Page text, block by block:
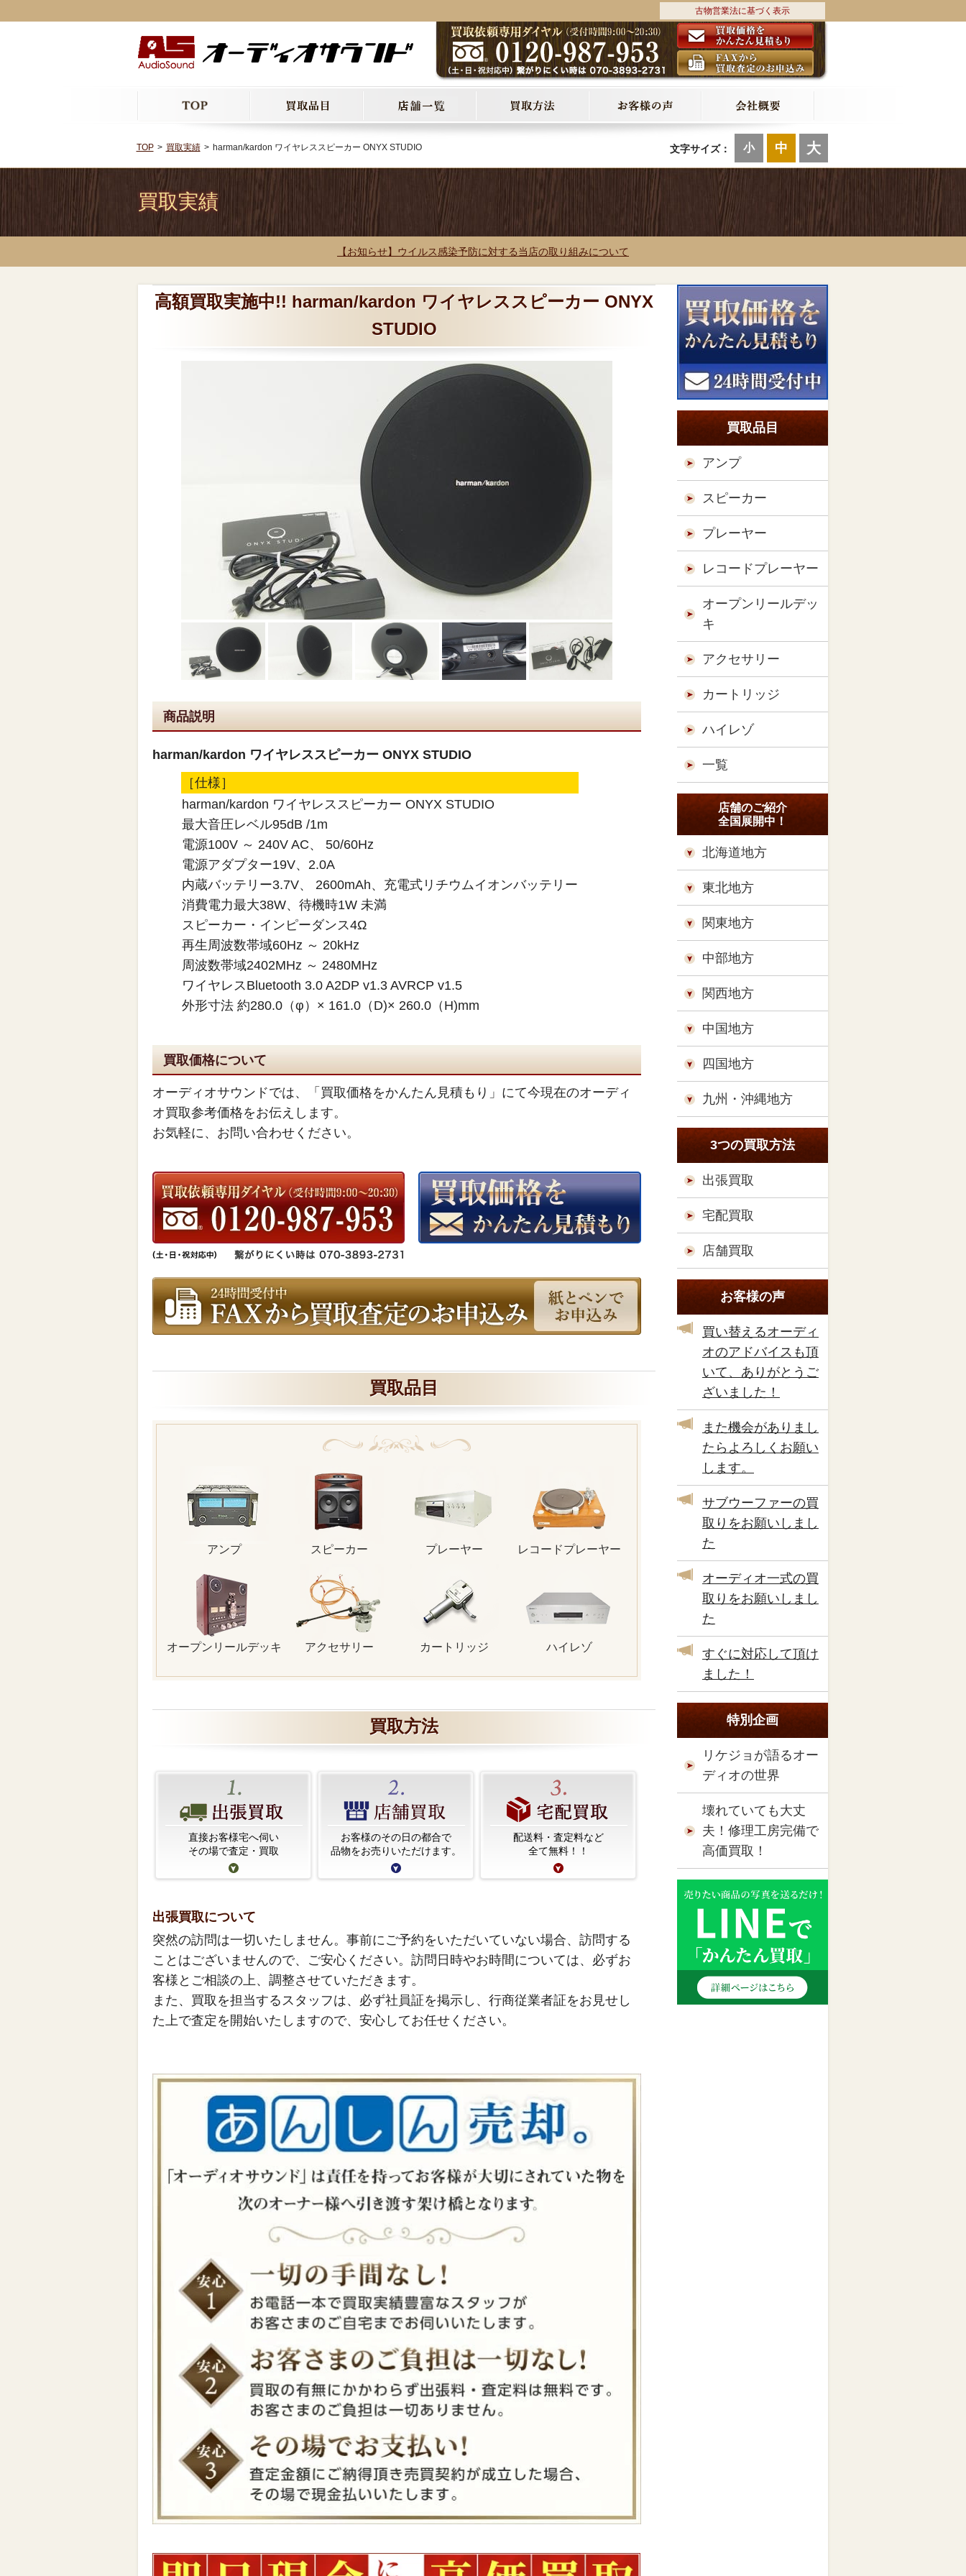
古物営業法に基づく表示
文字サイズ： 小 中 大
TOP 買取実績 harman/kardon ワイヤレススピーカー ONYX STUDIO
買取実績
【お知らせ】ウイルス感染予防に対する当店の取り組みについて
高額買取実施中!! harman/kardon ワイヤレススピーカー ONYX
STUDIO
商品説明
harman/kardon ワイヤレススピーカー ONYX STUDIO
［仕様］
harman/kardon ワイヤレススピーカー ONYX STUDIO
最大音圧レベル95dB /1m
電源100V ～ 240V AC、 50/60Hz
電源アダプター19V、2.0A
内蔵バッテリー3.7V、 2600mAh、充電式リチウムイオンバッテリー
消費電力最大38W、待機時1W 未満
スピーカー・インピーダンス4Ω
再生周波数帯域60Hz ～ 20kHz
周波数帯域2402MHz ～ 2480MHz
ワイヤレスBluetooth 3.0 A2DP v1.3 AVRCP v1.5
外形寸法 約280.0（φ）× 161.0（D)× 260.0（H)mm
買取価格について
オーディオサウンドでは、「買取価格をかんたん見積もり」にて今現在のオーディ
オ買取参考価格をお伝えします。
お気軽に、お問い合わせください。
買取品目
アンプ スピーカー プレーヤー レコードプレーヤー
オープンリールデッキ アクセサリー カートリッジ ハイレゾ
買取方法
直接お客様宅へ伺い
その場で査定・買取
お客様のその日の都合で
品物をお売りいただけます。
配送料・査定料など
全て無料！！
出張買取について
突然の訪問は一切いたしません。事前にご予約をいただいていない場合、訪問する
ことはございませんので、ご安心ください。訪問日時やお時間については、必ずお
客様とご相談の上、調整させていただきます。
また、買取を担当するスタッフは、必ず社員証を掲示し、行商従業者証をお見せし
た上で査定を開始いたしますので、安心してお任せください。
買取品目
アンプ
スピーカー
プレーヤー
レコードプレーヤー
オープンリールデッ
キ
アクセサリー
カートリッジ
ハイレゾ
一覧
店舗のご紹介
全国展開中！
北海道地方
東北地方
関東地方
中部地方
関西地方
中国地方
四国地方
九州・沖縄地方
3つの買取方法
出張買取
宅配買取
店舗買取
お客様の声
買い替えるオーディ
オのアドバイスも頂
いて、ありがとうご
ざいました！
また機会がありまし
たらよろしくお願い
します。
サブウーファーの買
取りをお願いしまし
た
オーディオ一式の買
取りをお願いしまし
た
すぐに対応して頂け
ました！
特別企画
リケジョが語るオー
ディオの世界
壊れていても大丈
夫！修理工房完備で
高価買取！